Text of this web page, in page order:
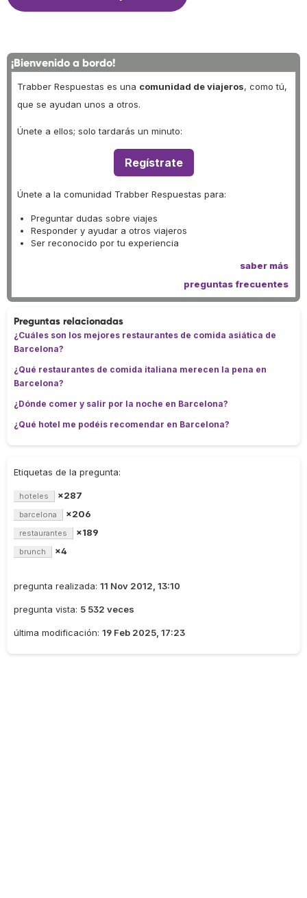
¡Bienvenido a bordo!
Trabber Respuestas es una comunidad de viajeros, como tú,
que se ayudan unos a otros.
Únete a ellos; solo tardarás un minuto:
Regístrate
Únete a la comunidad Trabber Respuestas para:
Preguntar dudas sobre viajes
Responder y ayudar a otros viajeros
Ser reconocido por tu experiencia
saber más
preguntas frecuentes
Preguntas relacionadas
¿Cuáles son los mejores restaurantes de comida asiática de
Barcelona?
¿Qué restaurantes de comida italiana merecen la pena en
Barcelona?
¿Dónde comer y salir por la noche en Barcelona?
¿Qué hotel me podéis recomendar en Barcelona?
Etiquetas de la pregunta:
hoteles ×287
barcelona ×206
restaurantes ×189
brunch ×4
pregunta realizada: 11 Nov 2012, 13:10
pregunta vista: 5 532 veces
última modificación: 19 Feb 2025, 17:23